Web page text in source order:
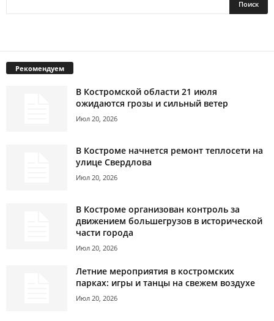
Рекомендуем
В Костромской области 21 июля
ожидаются грозы и сильный ветер
Июл 20, 2026
В Костроме начнется ремонт теплосети на
улице Свердлова
Июл 20, 2026
В Костроме организован контроль за
движением большегрузов в исторической
части города
Июл 20, 2026
Летние мероприятия в костромских
парках: игры и танцы на свежем воздухе
Июл 20, 2026